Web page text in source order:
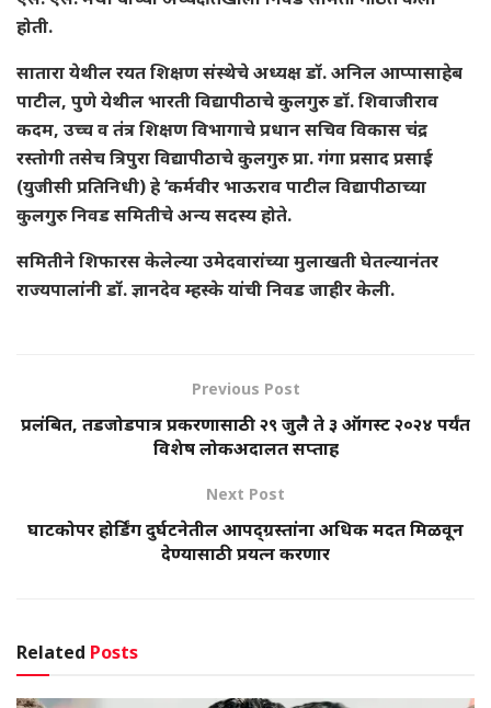
होती.
सातारा येथील रयत शिक्षण संस्थेचे अध्यक्ष डॉ. अनिल आप्पासाहेब
पाटील, पुणे येथील भारती विद्यापीठाचे कुलगुरु डॉ. शिवाजीराव
कदम, उच्च व तंत्र शिक्षण विभागाचे प्रधान सचिव विकास चंद्र
रस्तोगी तसेच त्रिपुरा विद्यापीठाचे कुलगुरु प्रा. गंगा प्रसाद प्रसाई
(युजीसी प्रतिनिधी) हे ‘कर्मवीर भाऊराव पाटील विद्यापीठाच्या
कुलगुरु निवड समितीचे अन्य सदस्य होते.
समितीने शिफारस केलेल्या उमेदवारांच्या मुलाखती घेतल्यानंतर
राज्यपालांनी डॉ. ज्ञानदेव म्हस्के यांची निवड जाहीर केली.
Previous Post
प्रलंबित, तडजोडपात्र प्रकरणासाठी २९ जुलै ते ३ ऑगस्ट २०२४ पर्यंत
विशेष लोकअदालत सप्ताह
Next Post
घाटकोपर होर्डिंग दुर्घटनेतील आपद्ग्रस्तांना अधिक मदत मिळवून
देण्यासाठी प्रयत्न करणार
Related Posts